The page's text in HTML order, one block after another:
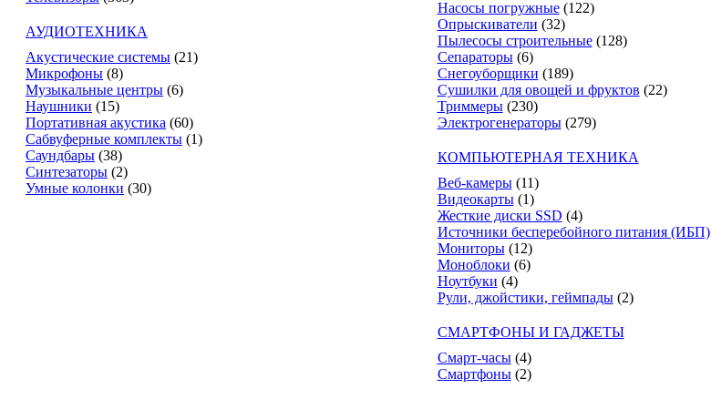
АУДИОТЕХНИКА
Акустические системы (21)
Микрофоны (8)
Музыкальные центры (6)
Наушники (15)
Портативная акустика (60)
Сабвуферные комплекты (1)
Саундбары (38)
Синтезаторы (2)
Умные колонки (30)
Насосы погружные (122)
Опрыскиватели (32)
Пылесосы строительные (128)
Сепараторы (6)
Снегоуборщики (189)
Сушилки для овощей и фруктов (22)
Триммеры (230)
Электрогенераторы (279)
КОМПЬЮТЕРНАЯ ТЕХНИКА
Веб-камеры (11)
Видеокарты (1)
Жесткие диски SSD (4)
Источники бесперебойного питания (ИБП)
Мониторы (12)
Моноблоки (6)
Ноутбуки (4)
Рули, джойстики, геймпады (2)
СМАРТФОНЫ И ГАДЖЕТЫ
Смарт-часы (4)
Смартфоны (2)